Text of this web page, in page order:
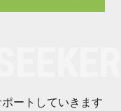
ートしていきます